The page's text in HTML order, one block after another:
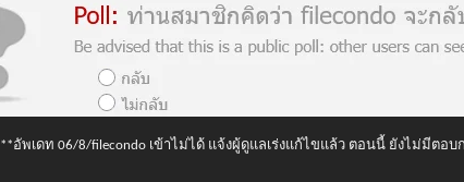
**อัพเดท 06/8/filecondo เข้าไม่ได้ แจ้งผู้ดูแลเร่งแก้ไขแล้ว ตอนนี้ ยังไม่มีตอ